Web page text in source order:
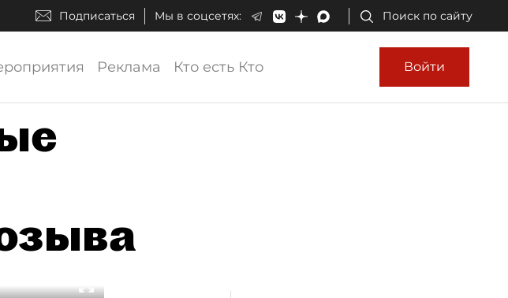
Подписаться Мы в соцсетях: Поиск по сайту
Реклама Кто есть Кто Войти